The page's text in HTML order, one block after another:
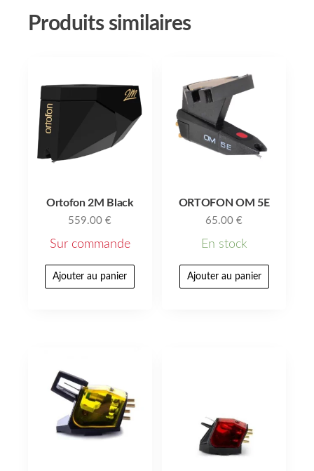
Produits similaires
Ortofon 2M Black
559.00€
Sur commande
Ajouter au panier
ORTOFON OM 5E
65.00€
En stock
Ajouter au panier